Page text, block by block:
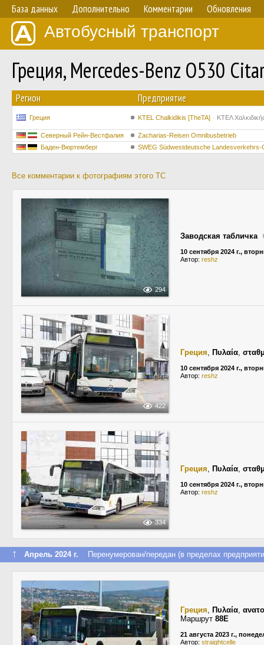
База данных Дополнительно Комментарии Обновления
Автобусный транспорт
Греция, Mercedes-Benz O530
Регион Предприятие
Греция ΚΤΕL Chalkidikis [TheTA] ΚΤΕΛ
Северный Рейн-Вестфалия
Zacharias-Reisen Omnibusbetrieb
Баден-Вюртемберг SWEG Südwestdeutsche Landesverkehrs-
Все комментарии к фотографиям этого ТС
294
Заводская табличка
10 сентября 2024 г.,
Автор: reshz
422
Греция, Πυλαία,
10 сентября 2024 г.,
Автор: reshz
334
Греция, Πυλαία,
10 сентября 2024 г.,
Автор: reshz
↑ Апрель 2024 г. Перенумерован/передан (в пределах
Греция, Πυλαία,
Маршрут 88E
21 августа 2023 г.,
Автор: straightcelle